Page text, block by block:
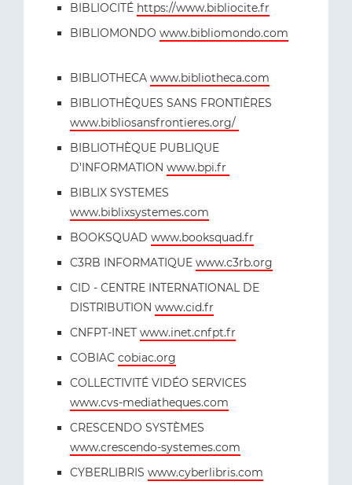
BIBLIOCITÉ https://www.bibliocite.fr
BIBLIOMONDO www.bibliomondo.com
BIBLIOTHECA www.bibliotheca.com
BIBLIOTHÈQUES SANS FRONTIÈRES
www.bibliosansfrontieres.org/
BIBLIOTHÈQUE PUBLIQUE
D'INFORMATION www.bpi.fr
BIBLIX SYSTEMES
www.biblixsystemes.com
BOOKSQUAD www.booksquad.fr
C3RB INFORMATIQUE www.c3rb.org
CID - CENTRE INTERNATIONAL DE
DISTRIBUTION www.cid.fr
CNFPT-INET www.inet.cnfpt.fr
COBIAC cobiac.org
COLLECTIVITÉ VIDÉO SERVICES
www.cvs-mediatheques.com
CRESCENDO SYSTÈMES
www.crescendo-systemes.com
CYBERLIBRIS www.cyberlibris.com